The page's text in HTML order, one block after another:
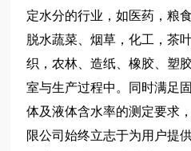
定水分的行业，如医药，粮
脱水蔬菜、烟草，化工，茶
织，农林、造纸、橡胶、塑
室与生产过程中。同时满足
体及液体含水率的测定要求
限公司始终立志于为用户提